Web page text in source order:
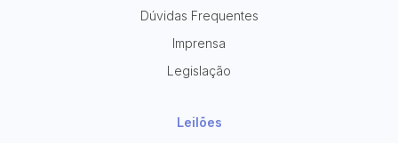
Dúvidas Frequentes
Imprensa
Legislação
Leilões